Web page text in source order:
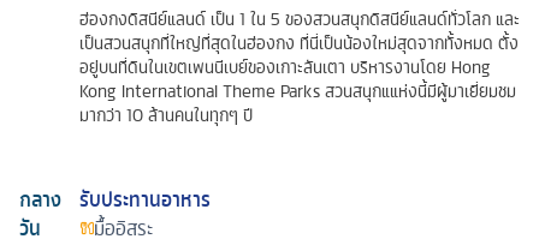
ฮ่องกงดิสนีย์แลนด์ เป็น 1 ใน 5 ของสวนสนุกดิสนีย์แลนด์ทั่วโลก และ
เป็นสวนสนุกที่ใหญ่ที่สุดในฮ่องกง ที่นี่เป็นน้องใหม่สุดจากทั้งหมด ตั้ง
อยู่บนที่ดินในเขตเพนนีเบย์ของเกาะลันเตา บริหารงานโดย Hong
Kong International Theme Parks สวนสนุกแแห่งนี้มีผู้มาเยี่ยมชม
มากว่า 10 ล้านคนในทุกๆ ปี
กลาง
วัน
รับประทานอาหาร
มื้ออิสระ